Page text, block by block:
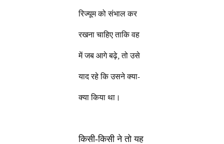
रिज्यूम को संभाल कर
रखना चाहिए ताकि वह
में जब आगे बढ़े, तो उसे
याद रहे कि उसने क्या-
क्या किया था।
किसी-किसी ने तो यह